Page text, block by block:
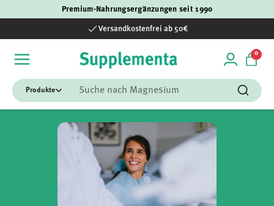
Premium-Nahrungsergänzungen seit 1990
Versandkostenfrei ab 50€
Einloggen
00
Suchen
Suchen